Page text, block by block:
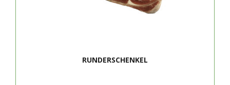
RUNDERSCHENKEL